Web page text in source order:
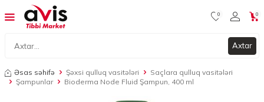
Axtar
0 0
Əsas səhifə Şəxsi qulluq vasitələri
Saçlara qulluq vasitələri
Şampunlar
Bioderma Node Fluid Şampun, 400 ml